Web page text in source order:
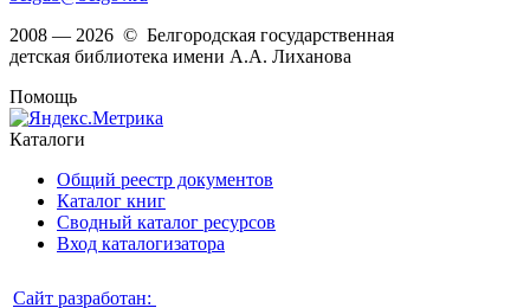
2008 — 2026 © Белгородская государственная
детская библиотека имени А.А. Лиханова
Помощь
Каталоги
Общий реестр документов
Каталог книг
Сводный каталог ресурсов
Вход каталогизатора
Сайт разработан: